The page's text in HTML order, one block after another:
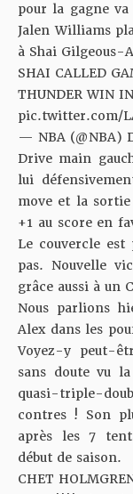
pour la gagne
Jalen Williams
à Shai Gilgeous-
SHAI CALLED
THUNDER WIN
pic.twitter.com/
— NBA (@NBA)
Drive main
lui
move et la
+1 au score en
Le couvercle est
pas. Nouvelle
grâce aussi à un
Nous parlions
Alex dans les
Voyez-y peut-
sans doute vu
quasi-triple-
contres ! Son
après les 7
début de saison.
CHET